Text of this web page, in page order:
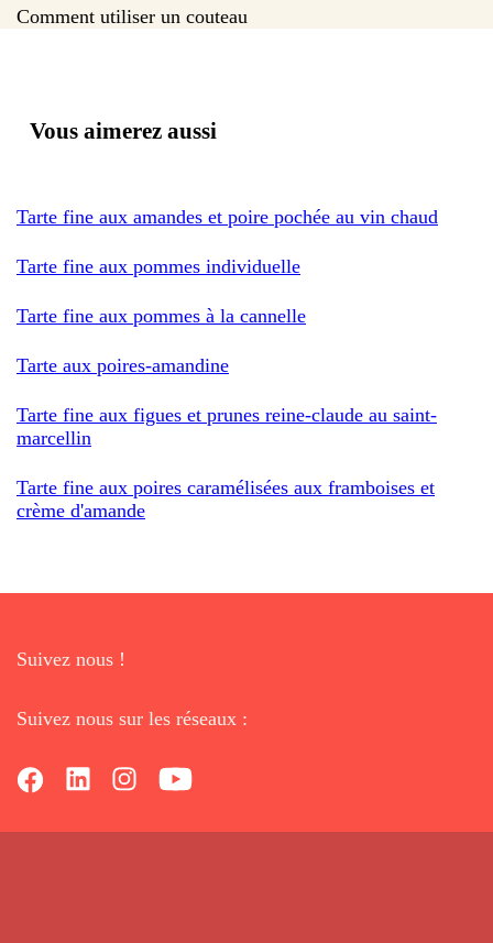
Comment utiliser un couteau
Vous aimerez aussi
Tarte fine aux amandes et poire pochée au vin chaud
Tarte fine aux pommes individuelle
Tarte fine aux pommes à la cannelle
Tarte aux poires-amandine
Tarte fine aux figues et prunes reine-claude au saint-
marcellin
Tarte fine aux poires caramélisées aux framboises et
crème d'amande
Suivez nous !
Suivez nous sur les réseaux :